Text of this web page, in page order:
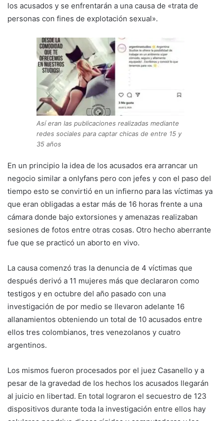
los acusados y se enfrentarán a una causa de «trata de
personas con fines de explotación sexual».
Así eran las publicaciones realizadas mediante
redes sociales para captar chicas de entre 15 y
35 años
En un principio la idea de los acusados era arrancar un
negocio similar a onlyfans pero con jefes y con el paso del
tiempo esto se convirtió en un infierno para las víctimas ya
que eran obligadas a estar más de 16 horas frente a una
cámara donde bajo extorsiones y amenazas realizaban
sesiones de fotos entre otras cosas. Otro hecho aberrante
fue que se practicó un aborto en vivo.
La causa comenzó tras la denuncia de 4 víctimas que
después derivó a 11 mujeres más que declararon como
testigos y en octubre del año pasado con una
investigación de por medio se llevaron adelante 16
allanamientos obteniendo un total de 10 acusados entre
ellos tres colombianos, tres venezolanos y cuatro
argentinos.
Los mismos fueron procesados por el juez Casanello y a
pesar de la gravedad de los hechos los acusados llegarán
al juicio en libertad. En total lograron el secuestro de 123
dispositivos durante toda la investigación entre ellos hay